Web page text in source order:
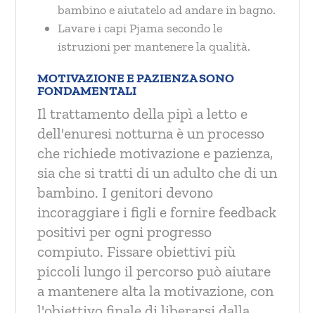
bambino e aiutatelo ad andare in bagno.
Lavare i capi Pjama secondo le
istruzioni per mantenere la qualità.
MOTIVAZIONE E PAZIENZA SONO
FONDAMENTALI
Il trattamento della pipì a letto e
dell'enuresi notturna è un processo
che richiede motivazione e pazienza,
sia che si tratti di un adulto che di un
bambino. I genitori devono
incoraggiare i figli e fornire feedback
positivi per ogni progresso
compiuto. Fissare obiettivi più
piccoli lungo il percorso può aiutare
a mantenere alta la motivazione, con